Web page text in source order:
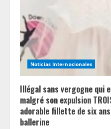
e
a
d
i
n
g
Noticias Internacionales
Illégal sans vergogne qui
malgré son expulsion
adorable fillette de six
ballerine